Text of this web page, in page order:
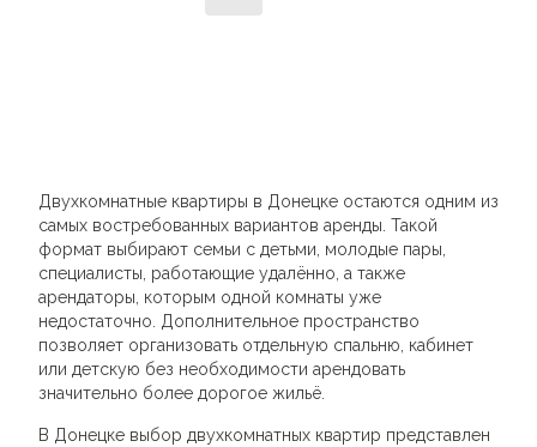
Двухкомнатные квартиры в Донецке остаются одним из
самых востребованных вариантов аренды. Такой
формат выбирают семьи с детьми, молодые пары,
специалисты, работающие удалённо, а также
арендаторы, которым одной комнаты уже
недостаточно. Дополнительное пространство
позволяет организовать отдельную спальню, кабинет
или детскую без необходимости арендовать
значительно более дорогое жильё.
В Донецке выбор двухкомнатных квартир представлен